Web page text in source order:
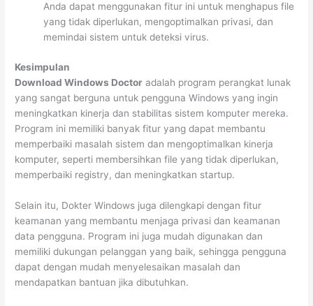
Anda dapat menggunakan fitur ini untuk menghapus file
yang tidak diperlukan, mengoptimalkan privasi, dan
memindai sistem untuk deteksi virus.
Kesimpulan
Download Windows Doctor adalah program perangkat lunak
yang sangat berguna untuk pengguna Windows yang ingin
meningkatkan kinerja dan stabilitas sistem komputer mereka.
Program ini memiliki banyak fitur yang dapat membantu
memperbaiki masalah sistem dan mengoptimalkan kinerja
komputer, seperti membersihkan file yang tidak diperlukan,
memperbaiki registry, dan meningkatkan startup.
Selain itu, Dokter Windows juga dilengkapi dengan fitur
keamanan yang membantu menjaga privasi dan keamanan
data pengguna. Program ini juga mudah digunakan dan
memiliki dukungan pelanggan yang baik, sehingga pengguna
dapat dengan mudah menyelesaikan masalah dan
mendapatkan bantuan jika dibutuhkan.